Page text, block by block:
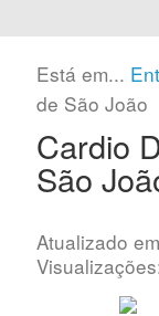
Está em...
de São João
Cardio
São
Atualizado